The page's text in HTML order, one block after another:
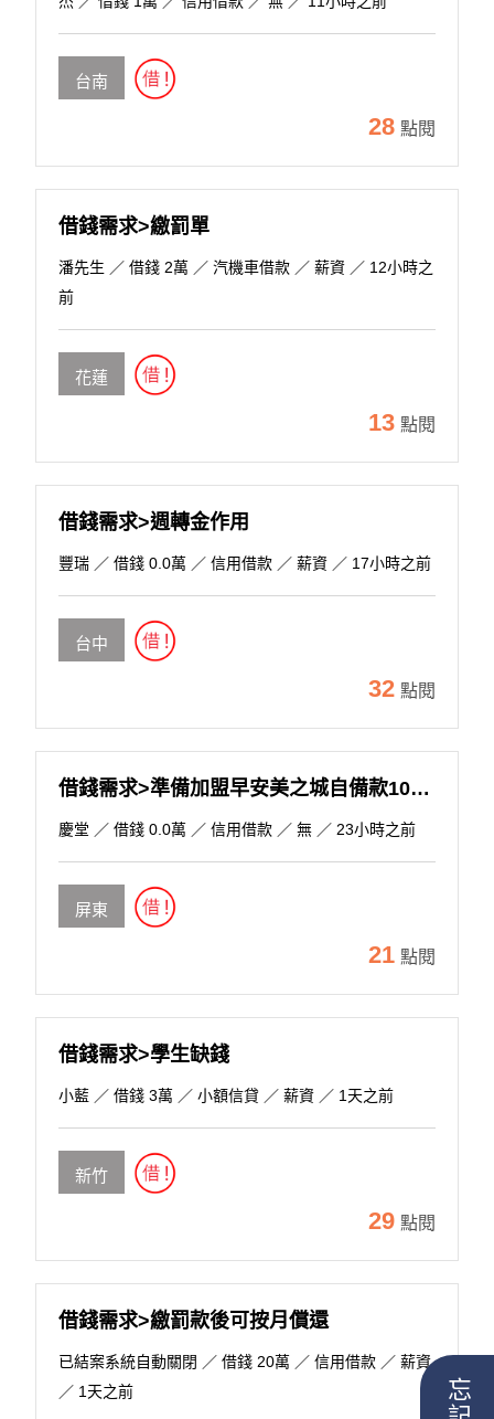
台南
28 點閱
借錢需求>繳罰單
潘先生 ／ 借錢 2萬 ／ 汽機車借款 ／ 薪資 ／ 12小時之
前
花蓮
13 點閱
借錢需求>週轉金作用
豐瑞 ／ 借錢 0.0萬 ／ 信用借款 ／ 薪資 ／ 17小時之前
台中
32 點閱
借錢需求>準備加盟早安美之城自備款100萬，約見面談!
慶堂 ／ 借錢 0.0萬 ／ 信用借款 ／ 無 ／ 23小時之前
屏東
21 點閱
借錢需求>學生缺錢
小藍 ／ 借錢 3萬 ／ 小額信貸 ／ 薪資 ／ 1天之前
新竹
29 點閱
借錢需求>繳罰款後可按月償還
已結案系統自動關閉 ／ 借錢 20萬 ／ 信用借款 ／ 薪資
／ 1天之前